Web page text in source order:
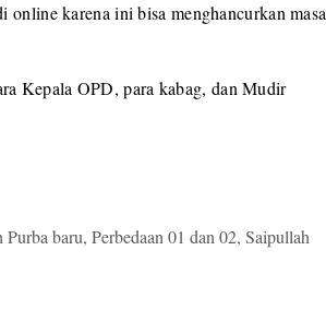
karena ini bisa menghancurkan masa
Kepala OPD, para kabag, dan Mudir
baru, Perbedaan 01 dan 02, Saipullah